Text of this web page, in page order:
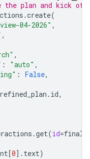
plan and kick off
.create(
04-2026" ,
,
,
: "auto" ,
: False,
refined_plan . id,
.get(id=
[0] . text)